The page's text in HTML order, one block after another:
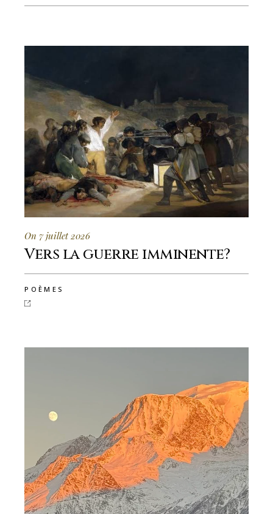
On 7 juillet 2026
Vers la guerre imminente?
POÈMES